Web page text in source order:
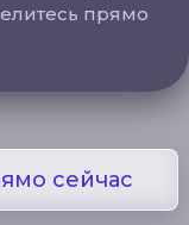
прямо
сейчас